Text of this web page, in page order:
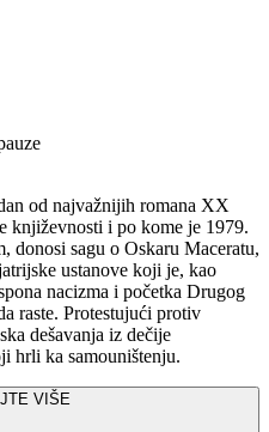
od najvažnijih romana XX
književnosti i po kome je 1979.
donosi sagu o Oskaru Maceratu,
ustanove koji je, kao
nacizma i početka Drugog
raste. Protestujući protiv
dešavanja iz dečije
hrli ka samouništenju.
VIŠE